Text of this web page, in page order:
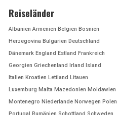
Reiseländer
Albanien Armenien Belgien Bosnien
Herzegovina Bulgarien Deutschland
Dänemark England Estland Frankreich
Georgien Griechenland Irland Island
Italien Kroatien Lettland Litauen
Luxemburg Malta Mazedonien Moldawien
Montenegro Niederlande Norwegen Polen
Portugal Rumänien Schottland Schweden